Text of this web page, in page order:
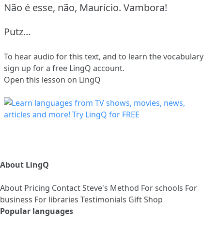
Não é esse, não, Maurício. Vambora!
Putz...
To hear audio for this text, and to learn the vocabulary
sign up for a free LingQ account.
Open this lesson on LingQ
About LingQ
About Pricing ContactSteve's Method For schools For
business For libraries Testimonials Gift Shop
Popular languages